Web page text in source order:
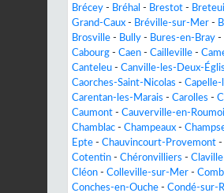
Brécey - Bréhal - Brestot - Breteuil
Grand-Caux - Bréville-sur-Mer -
Brosville - Bully - Bures-en-Bray -
Cabourg - Caen - Cailleville -
Canteleu - Canville-les-Deux-
Caorches-Saint-Nicolas - Capelle-
Carentan-les-Marais - Carolles -
Caumont - Cauverville-en-
Chamblac - Champeaux -
Epte - Chauvincourt-Provemont -
Cotentin - Chéronvilliers - Claville
Cléon - Colleville-sur-Mer -
Conches-en-Ouche - Condé-sur-